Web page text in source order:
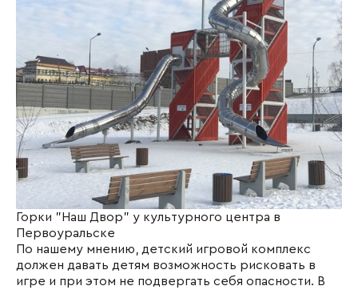
Горки "Наш Двор" у культурного центра в
Первоуральске
По нашему мнению, детский игровой комплекс
должен давать детям возможность рисковать в
игре и при этом не подвергать себя опасности. В